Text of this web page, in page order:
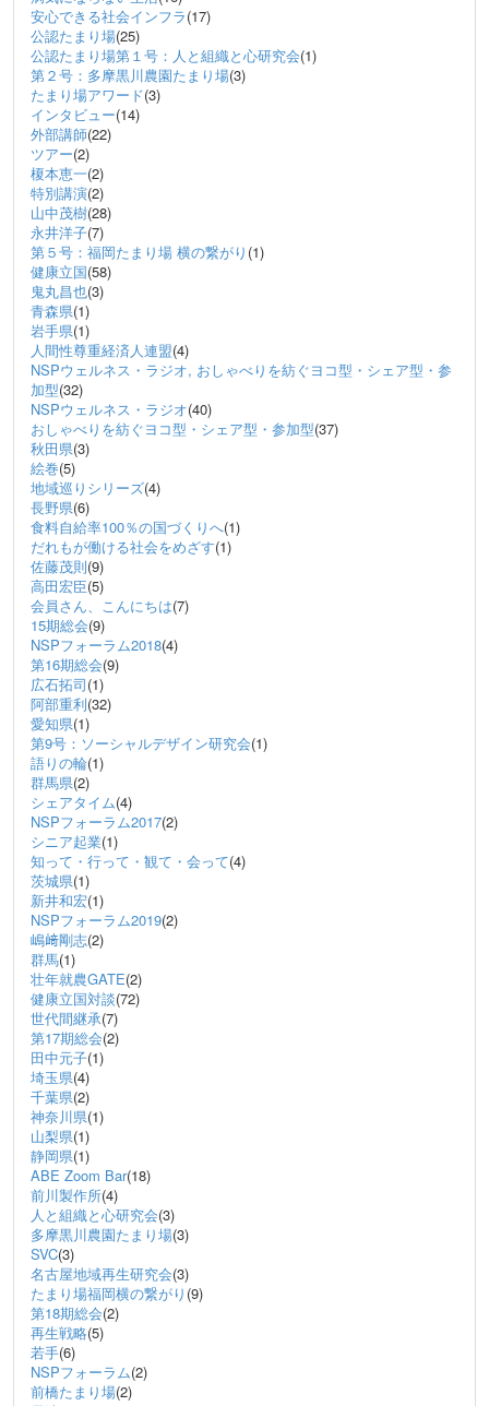
安心できる社会インフラ(17)
公認たまり場(25)
公認たまり場第１号：人と組織と心研究会(1)
第２号：多摩黒川農園たまり場(3)
たまり場アワード(3)
インタビュー(14)
外部講師(22)
ツアー(2)
榎本恵一(2)
特別講演(2)
山中茂樹(28)
永井洋子(7)
第５号：福岡たまり場 横の繋がり (1)
健康立国(58)
鬼丸昌也(3)
青森県(1)
岩手県(1)
人間性尊重経済人連盟(4)
NSPウェルネス・ラジオ, おしゃべりを紡ぐヨコ型・シェア型・参
加型(32)
NSPウェルネス・ラジオ(40)
おしゃべりを紡ぐヨコ型・シェア型・参加型(37)
秋田県(3)
絵巻(5)
地域巡りシリーズ(4)
長野県(6)
食料自給率100％の国づくりへ(1)
だれもが働ける社会をめざす(1)
佐藤茂則(9)
高田宏臣(5)
会員さん、こんにちは(7)
15期総会(9)
NSPフォーラム2018(4)
第16期総会(9)
広石拓司(1)
阿部重利(32)
愛知県(1)
第9号：ソーシャルデザイン研究会(1)
語りの輪(1)
群馬県(2)
シェアタイム(4)
NSPフォーラム2017(2)
シニア起業(1)
知って・行って・観て・会って(4)
茨城県(1)
新井和宏(1)
NSPフォーラム2019(2)
嶋﨑剛志(2)
群馬(1)
壮年就農GATE(2)
健康立国対談(72)
世代間継承(7)
第17期総会(2)
田中元子(1)
埼玉県(4)
千葉県(2)
神奈川県(1)
山梨県(1)
静岡県(1)
ABE Zoom Bar(18)
前川製作所(4)
人と組織と心研究会(3)
多摩黒川農園たまり場(3)
SVC(3)
名古屋地域再生研究会(3)
たまり場福岡横の繋がり (9)
第18期総会(2)
再生戦略(5)
若手(6)
NSPフォーラム(2)
前橋たまり場(2)